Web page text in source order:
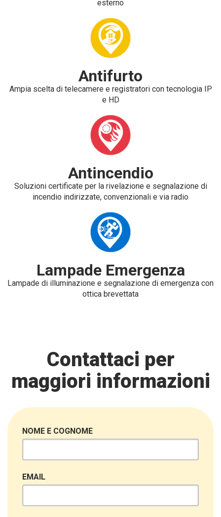
esterno
Antifurto
Ampia scelta di telecamere e registratori con tecnologia IP
e HD
Antincendio
Soluzioni certificate per la rivelazione e segnalazione di
incendio indirizzate, convenzionali e via radio
Lampade Emergenza
Lampade di illuminazione e segnalazione di emergenza con
ottica brevettata
Contattaci per
maggiori informazioni
NOME E COGNOME
EMAIL